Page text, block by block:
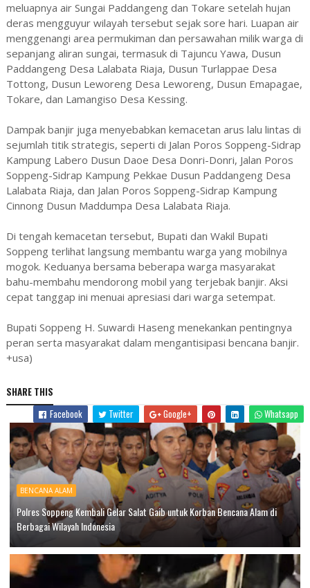
meluapnya air Sungai Paddangeng dan Tokare setelah hujan
deras mengguyur wilayah tersebut sejak sore hari. Luapan air
menggenangi area permukiman dan persawahan milik warga di
sepanjang aliran sungai, termasuk di Tajuncu Yawa, Dusun
Paddangeng Desa Lalabata Riaja, Dusun Turlappae Desa
Tottong, Dusun Leworeng Desa Leworeng, Dusun Emapagae,
Tokare, dan Lamangiso Desa Kessing.
Dampak banjir juga menyebabkan kemacetan arus lalu lintas di
sejumlah titik strategis, seperti di Jalan Poros Soppeng-Sidrap
Kampung Labero Dusun Daoe Desa Donri-Donri, Jalan Poros
Soppeng-Sidrap Kampung Pekkae Dusun Paddangeng Desa
Lalabata Riaja, dan Jalan Poros Soppeng-Sidrap Kampung
Cinnong Dusun Maddumpa Desa Lalabata Riaja.
Di tengah kemacetan tersebut, Bupati dan Wakil Bupati
Soppeng terlihat langsung membantu warga yang mobilnya
mogok. Keduanya bersama beberapa warga masyarakat
bahu-membahu mendorong mobil yang terjebak banjir. Aksi
cepat tanggap ini menuai apresiasi dari warga setempat.
Bupati Soppeng H. Suwardi Haseng menekankan pentingnya
peran serta masyarakat dalam mengantisipasi bencana banjir.
+usa)
SHARE THIS
Facebook
Twitter Google+ Whatsapp
BENCANA ALAM
Polres Soppeng Kembali Gelar Salat Gaib untuk Korban Bencana Alam di
Berbagai Wilayah Indonesia